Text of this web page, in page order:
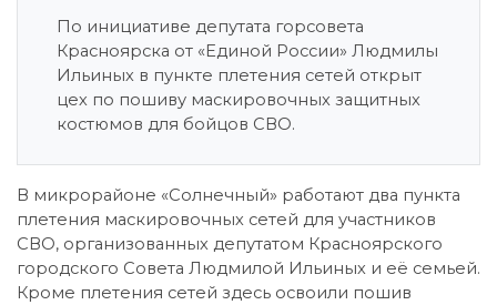
По инициативе депутата горсовета
Красноярска от «Единой России» Людмилы
Ильиных в пункте плетения сетей открыт
цех по пошиву маскировочных защитных
костюмов для бойцов СВО.
В микрорайоне «Солнечный» работают два пункта
плетения маскировочных сетей для участников
СВО, организованных депутатом Красноярского
городского Совета Людмилой Ильиных и её семьей.
Кроме плетения сетей здесь освоили пошив